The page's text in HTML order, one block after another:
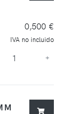
0,500 €
IVA no incluido
+